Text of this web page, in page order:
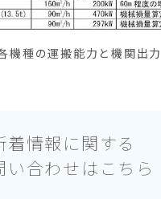
機種の運搬能力と機関出力
着情報に関する
い合わせはこちら